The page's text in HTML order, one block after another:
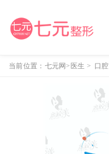
当前位置： 七元网>医生 > 口腔